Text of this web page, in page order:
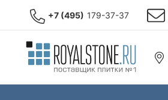
+7 (495) 179-37-37